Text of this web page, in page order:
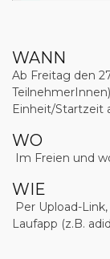
WANN
Ab Freitag den
Einheit/Startzeit
WO
Im Freien und
WIE
Per Upload-
Laufapp (z.B.